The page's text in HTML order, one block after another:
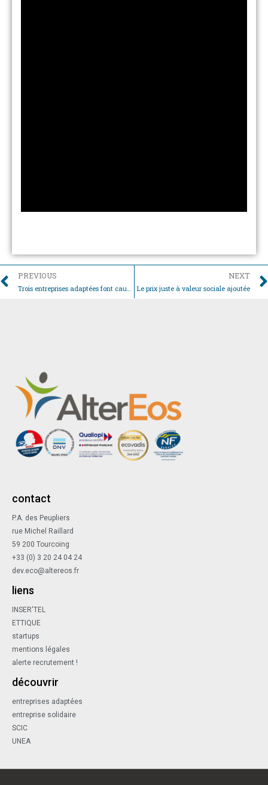
Précédent
PREVIOUS NEXT
Le prix juste à valeur sociale ajoutée
contact
P.A. des Peupliers
rue Michel Raillard
59 200 Tourcoing
+33 (0) 3 20 24 04 24
dev.eco@altereos.fr
liens
INSER'TEL
ETTIQUE
startups
mentions légales
alerte recrutement !
découvrir
entreprises adaptées
entreprise solidaire
SCIC
UNEA